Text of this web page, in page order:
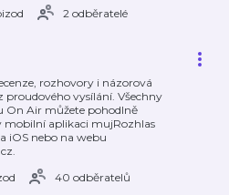
2 odběratelé
rozhovory i názorová
proudového vysílání. Všechny
On Air můžete pohodlně
mobilní aplikaci mujRozhlas
iOS nebo na webu
40 odběratelů